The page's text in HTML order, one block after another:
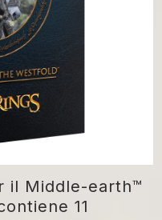
il Middle-earth™
11